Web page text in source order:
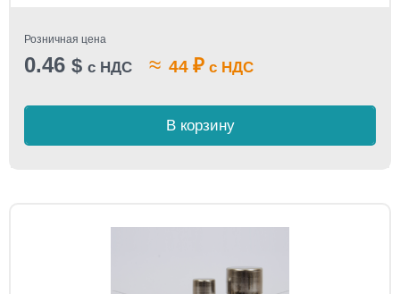
Розничная цена
0.46 $ с НДС ≈ 44 ₽ с НДС
В корзину